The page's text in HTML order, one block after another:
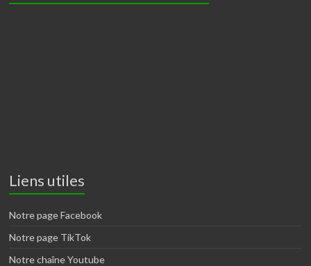
Liens utiles
Notre page Facebook
Notre page TikTok
Notre chaîne Youtube